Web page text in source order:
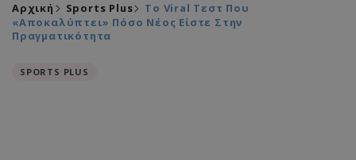
Αρχική Sports Plus
Το Viral Τεστ Που
«αποκαλύπτει» Πόσο Νέος Είστε Στην
Πραγματικότητα
SPORTS PLUS